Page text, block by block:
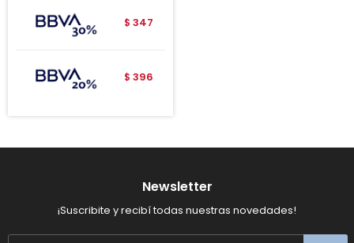
$ 347
$ 396
Newsletter
¡Suscribite y recibí todas nuestras novedades!